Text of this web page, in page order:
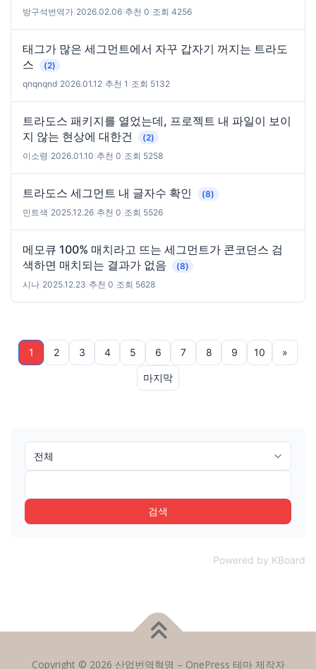
방구석번역가 2026.02.06 추천 0 조회 4256
태그가 많은 세그먼트에서 자꾸 갑자기 꺼지는 트라도
스
(2)
qnqnqnd 2026.01.12 추천 1 조회 5132
트라도스 패키지를 열었는데, 프로젝트 내 파일이 보이
지 않는 현상에 대한건
(2)
이소령 2026.01.10 추천 0 조회 5258
트라도스 세그먼트 내 글자수 확인
(8)
민트색 2025.12.26 추천 0 조회 5526
메모큐 100% 매치라고 뜨는 세그먼트가 콘코던스 검
색하면 매치되는 결과가 없음
(8)
시나 2025.12.23 추천 0 조회 5628
1 2 3 4 5 6 7 8 9 10 »
마지막
검색
Powered by KBoard
Copyright © 2026 산업번역혁명 – OnePress 테마 제작자